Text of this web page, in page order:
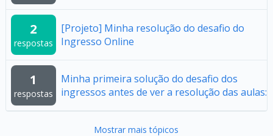
2
respostas
[Projeto] Minha resolução do desafio do
Ingresso Online
1
respostas
Minha primeira solução do desafio dos
ingressos antes de ver a resolução das aulas:
Mostrar mais tópicos